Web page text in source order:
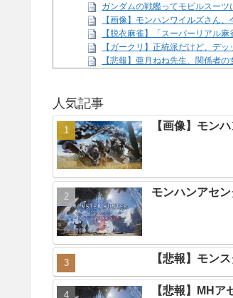
ガンダムの戦艦ってモビルスーツ
【画像】モンハンワイルズさん
【脱衣麻雀】「スーパーリアル
【ガークリ】正統派だけど、デ
【悲報】亜月ねね先生、関係者
Powered by livedoor 相互RSS
人気記事
【画像】モン
モンハンアセ
【悲報】モン
【悲報】MH